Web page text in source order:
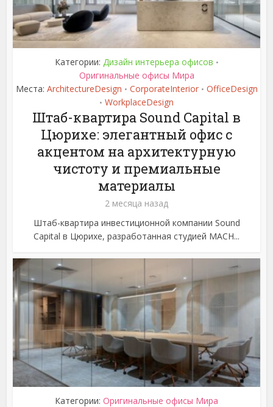
Категории: Дизайн интерьера офисов •
Оригинальные офисы Мира
Места: ArchitectureDesign • CorporateInterior • OfficeDesign
• WorkplaceDesign
Штаб-квартира Sound Capital в
Цюрихе: элегантный офис с
акцентом на архитектурную
чистоту и премиальные
материалы
2 месяца назад
Штаб-квартира инвестиционной компании Sound
Capital в Цюрихе, разработанная студией MACH...
Категории: Оригинальные офисы Мира